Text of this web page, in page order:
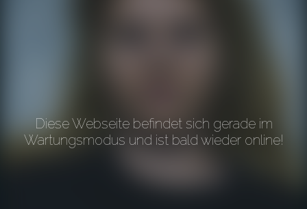
Diese Webseite befindet sich gerade im
Wartungsmodus und ist bald wieder online!